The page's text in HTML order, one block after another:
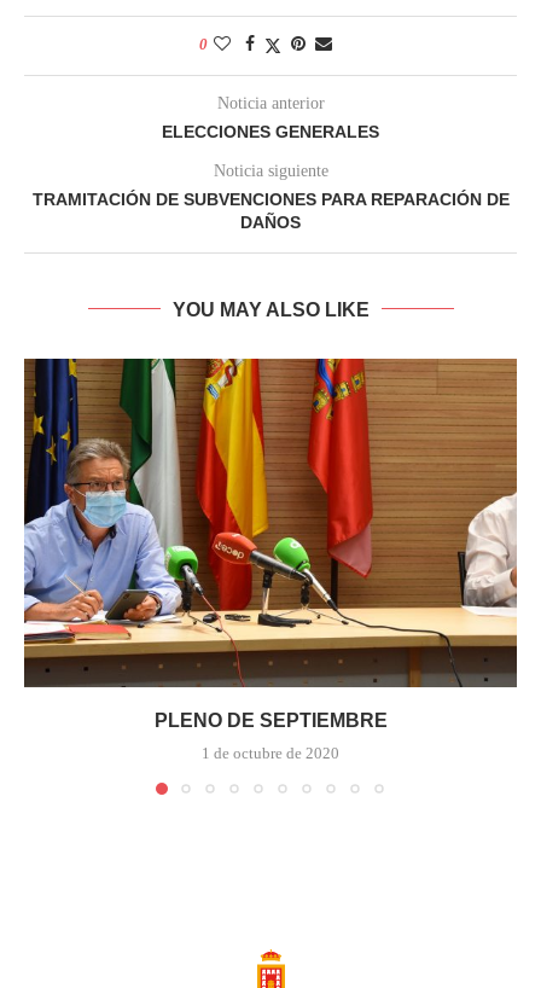
0
Noticia anterior
ELECCIONES GENERALES
Noticia siguiente
TRAMITACIÓN DE SUBVENCIONES PARA REPARACIÓN DE
DAÑOS
YOU MAY ALSO LIKE
PLENO DE SEPTIEMBRE
1 de octubre de 2020